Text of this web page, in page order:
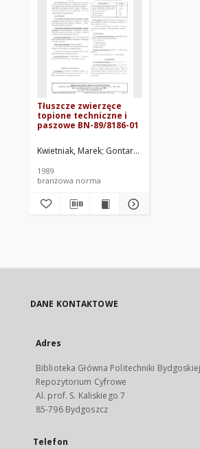
Tłuszcze zwierzęce
topione techniczne i
paszowe BN-89/8186-01
Kwietniak, Marek Gontarz, Jadwiga
1989
branżowa norma
DANE KONTAKTOWE
Adres
Biblioteka Główna Politechniki Bydgoskiej
Repozytorium Cyfrowe
Al. prof. S. Kaliskiego 7
85-796 Bydgoszcz
Telefon